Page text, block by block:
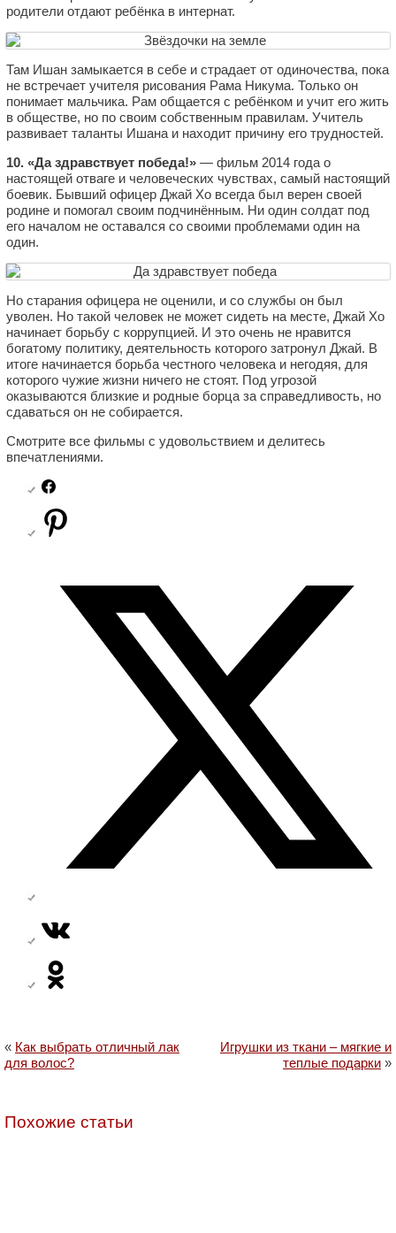
родители отдают ребёнка в интернат.
Там Ишан замыкается в себе и страдает от одиночества, пока
не встречает учителя рисования Рама Никума. Только он
понимает мальчика. Рам общается с ребёнком и учит его жить
в обществе, но по своим собственным правилам. Учитель
развивает таланты Ишана и находит причину его трудностей.
10. «Да здравствует победа!» — фильм 2014 года о
настоящей отваге и человеческих чувствах, самый настоящий
боевик. Бывший офицер Джай Хо всегда был верен своей
родине и помогал своим подчинённым. Ни один солдат под
его началом не оставался со своими проблемами один на
один.
Но старания офицера не оценили, и со службы он был
уволен. Но такой человек не может сидеть на месте, Джай Хо
начинает борьбу с коррупцией. И это очень не нравится
богатому политику, деятельность которого затронул Джай. В
итоге начинается борьба честного человека и негодяя, для
которого чужие жизни ничего не стоят. Под угрозой
оказываются близкие и родные борца за справедливость, но
сдаваться он не собирается.
Смотрите все фильмы с удовольствием и делитесь
впечатлениями.
« Как выбрать отличный лак
для волос?
Игрушки из ткани – мягкие и
теплые подарки »
Похожие статьи